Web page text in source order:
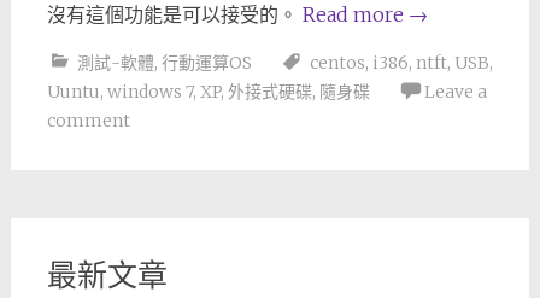
沒有這個功能是可以接受的。 Read more →
測試-軟體, 行動運算OS centos, i386, ntft, USB,
Uuntu, windows 7, XP, 外接式硬碟, 隨身碟
Leave a
comment
最新文章